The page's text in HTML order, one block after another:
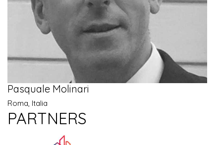
Pasquale Molinari
Roma, Italia
PARTNERS